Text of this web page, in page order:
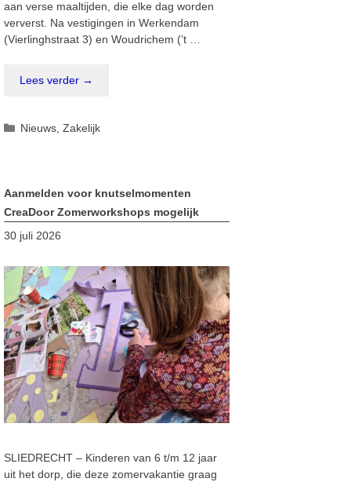
aan verse maaltijden, die elke dag worden
ververst. Na vestigingen in Werkendam
(Vierlinghstraat 3) en Woudrichem (’t …
Lees verder →
Categorieën
Nieuws ,Zakelijk
Aanmelden voor knutselmomenten
CreaDoor Zomerworkshops mogelijk
30 juli 2026
SLIEDRECHT – Kinderen van 6 t/m 12 jaar
uit het dorp, die deze zomervakantie graag